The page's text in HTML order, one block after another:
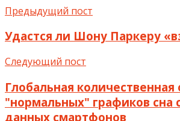
Предыдущий пост
Удастся ли Шону Паркеру
Следующий пост
Глобальная количественная
"нормальных" графиков сна
данных смартфонов